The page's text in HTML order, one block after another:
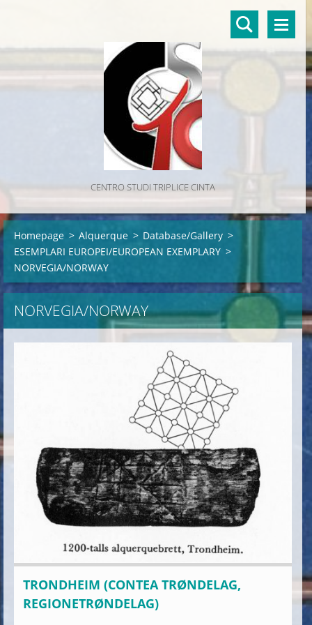
CENTRO STUDI TRIPLICE CINTA
Homepage > Alquerque > Database/Gallery >
ESEMPLARI EUROPEI/EUROPEAN EXEMPLARY >
NORVEGIA/NORWAY
NORVEGIA/NORWAY
TRONDHEIM (CONTEA TRØNDELAG,
REGIONETRØNDELAG)